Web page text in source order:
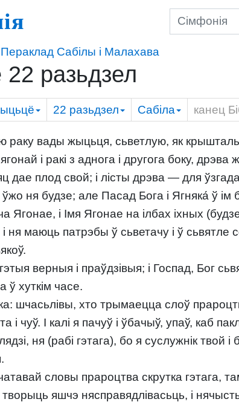
Пераклад Сабілы і Малахава
разьдзел
22 разьдзел Сабіла канец
раку вады жыцьця, сьветлую, як
і ракі з аднога і другога боку,
дае плод свой; і лісты дрэва — для
ўжо ня будзе; але Пасад Бога і Ягняка́ ў
Ягонае, і Імя Ягонае на ілбах іхных
ня маюць патрэбы ў сьветачу і ў сьвятле
верныя і праўдзівыя; і Госпад, Бог
ў хуткім часе.
шчасьлівы, хто трымаецца слоў
і чуў. І калі я пачуў і ўбачыў, упаў, каб
ня (рабі гэтага), бо я суслужнік
словы прароцтва скрутка гэтага,
яшчэ нясправядлівасьць, і